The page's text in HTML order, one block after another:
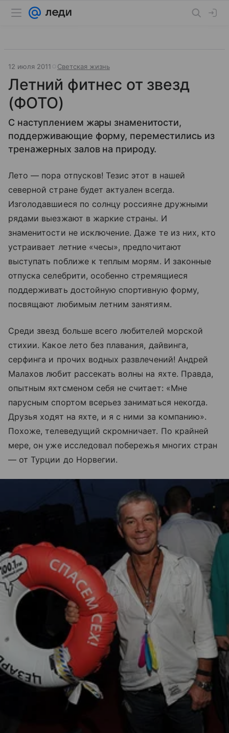
12 июля 2011 Светская жизнь
Летний фитнес от звезд
(ФОТО)
С наступлением жары знаменитости,
поддерживающие форму, переместились из
тренажерных залов на природу.
Лето — пора отпусков! Тезис этот в нашей
северной стране будет актуален всегда.
Изголодавшиеся по солнцу россияне дружными
рядами выезжают в жаркие страны. И
знаменитости не исключение. Даже те из них, кто
устраивает летние «чесы», предпочитают
выступать поближе к теплым морям. И законные
отпуска селебрити, особенно стремящиеся
поддерживать достойную спортивную форму,
посвящают любимым летним занятиям.
Среди звезд больше всего любителей морской
стихии. Какое лето без плавания, дайвинга,
серфинга и прочих водных развлечений! Андрей
Малахов любит рассекать волны на яхте. Правда,
опытным яхтсменом себя не считает: «Мне
парусным спортом всерьез заниматься некогда.
Друзья ходят на яхте, и я с ними за компанию».
Похоже, телеведущий скромничает. По крайней
мере, он уже исследовал побережья многих стран
— от Турции до Норвегии.